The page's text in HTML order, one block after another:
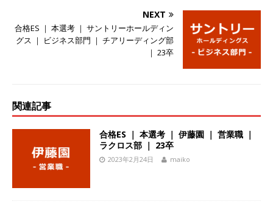
【 28卒 ｜ 不動産・営業を知
れる仕事体験開催 】大阪勤務・転勤なし ｜ 関西
知名度抜群の総合不動産会社 ｜ マンション販売
戸数近畿圏第3位 ｜ 初任給30万+手当、1年目で
[ 2026年5月14日 ] 【 28卒 ｜ 30分のオンライン
業界研究・企業説明会 】 世界最大級の金融サー
NEXT
合格ES ｜ 本選考 ｜ サントリーホールディン
グス ｜ ビジネス部門 ｜ チアリーディング部
｜ 23卒
関連記事
合格ES ｜ 本選考 ｜ 伊藤園 ｜ 営業職 ｜
ラクロス部 ｜ 23卒
2023年2月24日 maiko